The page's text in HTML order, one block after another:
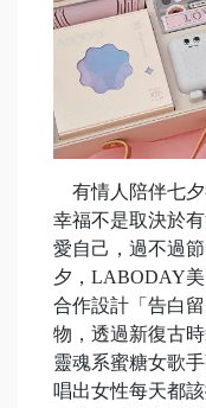
有情人陪伴七夕
幸福不是取決於
愛自己，過不過
夕，LABODAY
合作設計「告白
物，透過新復古
靈魂系蜜糖女歌
唱出女性每天都